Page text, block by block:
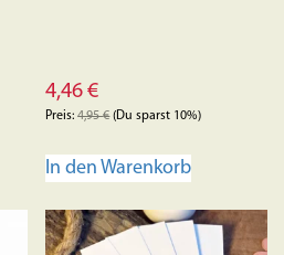
4,46€
Preis:4,95€(Du sparst 10%)
In den Warenkorb